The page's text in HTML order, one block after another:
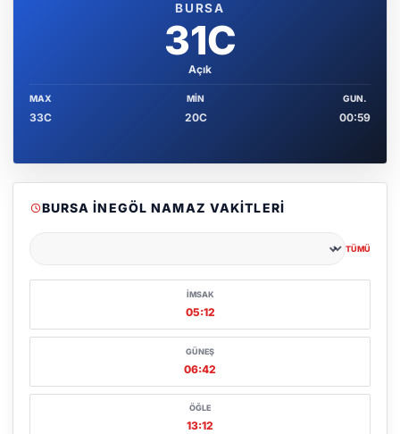
BURSA
31C
Açık
MAX
33C
MIN
20C
GUN.
00:59
BURSA İNEGÖL NAMAZ VAKITLERI
TÜMÜ
İMSAK
05:12
GÜNEŞ
06:42
ÖĞLE
13:12